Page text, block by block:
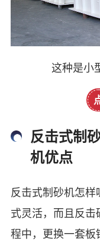
这种是小
反击式制
机优点
反击式制砂机怎
式灵活，而且反
程中，更换一套